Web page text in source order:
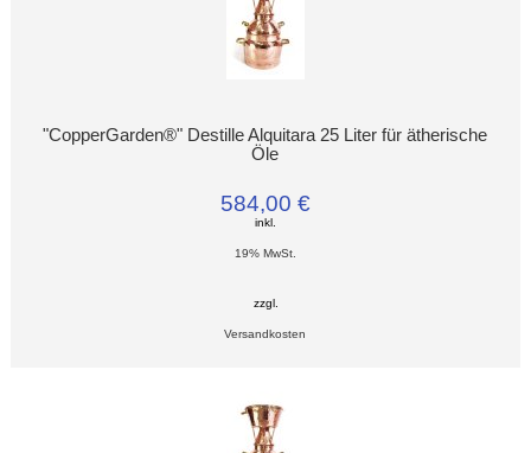
"CopperGarden®" Destille Alquitara 25 Liter für ätherische
Öle
584,00 €
inkl.
19% MwSt.
zzgl.
Versandkosten